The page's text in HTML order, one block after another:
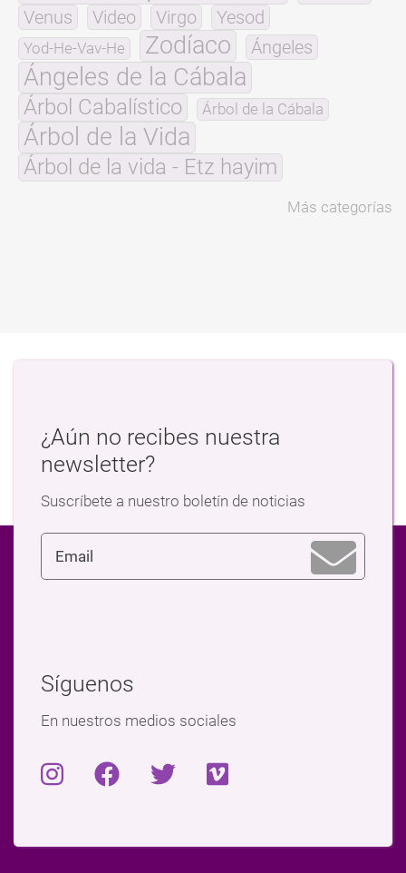
Venus Video Virgo Yesod
Yod-He-Vav-He Zodíaco Ángeles
Ángeles de la Cábala
Árbol Cabalístico Árbol de la Cábala
Árbol de la Vida
Árbol de la vida - Etz hayim
Más categorías
¿Aún no recibes nuestra
newsletter?
Suscríbete a nuestro boletín de noticias
Síguenos
En nuestros medios sociales